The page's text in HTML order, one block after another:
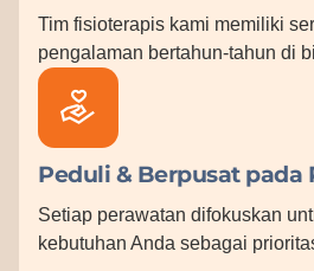
Tim fisioterapis kami memiliki
pengalaman bertahun-tahun di
Peduli & Berpusat pada
Setiap perawatan difokuskan
kebutuhan Anda sebagai